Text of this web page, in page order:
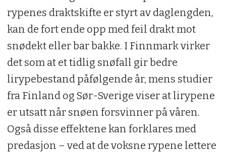
rypenes draktskifte er styrt av daglengden,
kan de fort ende opp med feil drakt mot
snødekt eller bar bakke. I Finnmark virker
det som at et tidlig snøfall gir bedre
lirypebestand påfølgende år, mens studier
fra Finland og Sør-Sverige viser at lirypene
er utsatt når snøen forsvinner på våren.
Også disse effektene kan forklares med
predasjon – ved at de voksne rypene lettere